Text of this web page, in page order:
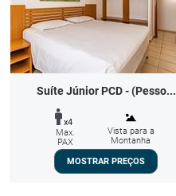
Suíte Júnior PCD - (Pesso...
x4
Max.
PAX
Vista para a
Montanha
MOSTRAR PREÇOS